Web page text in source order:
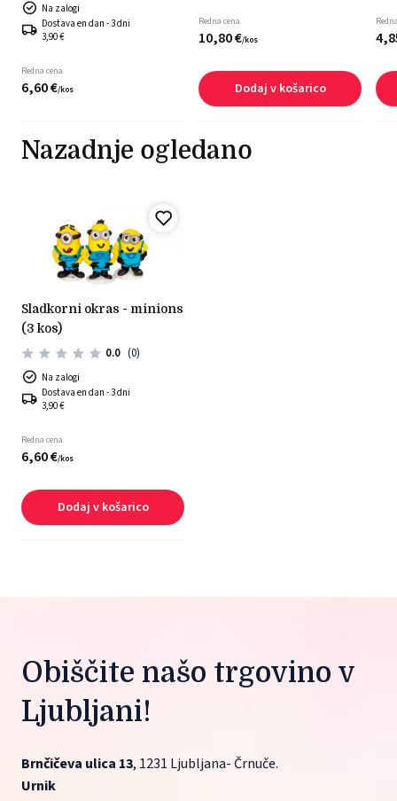
Na zalogi
Dostava en dan - 3 dni
3,90 €
Redna cena
6,60€/kos
Redna cena
10,80€/kos
Dodaj v košarico
4,
Nazadnje ogledano
sladkorni okras - minions
(3 kos)
0.0 (0)
Na zalogi
Dostava en dan - 3 dni
3,90 €
Redna cena
6,60€/kos
Dodaj v košarico
Obiščite našo trgovino v
Ljubljani!
Brnčičeva ulica 13, 1231 Ljubljana- Črnuče.
Urnik